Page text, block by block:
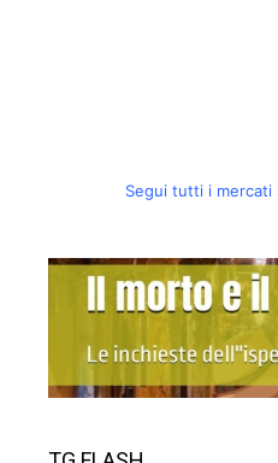
Segui tutti i mercati